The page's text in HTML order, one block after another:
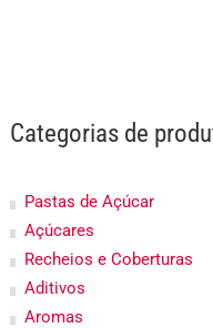
Categorias de
Pastas de Açúcar
Açúcares
Recheios e Coberturas
Aditivos
Aromas